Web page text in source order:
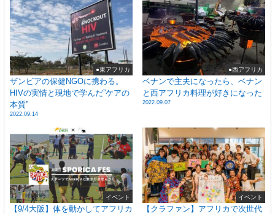
●東アフリカ
ザンビアの保健NGOに携わる。
HIVの実情と現地で学んだ”ケアの
本質”
2022.09.14
●西アフリカ
ベナンで主夫になったら、ベナン
と西アフリカ料理が好きになった
2022.09.07
イベント
【9/4大阪】体を動かしてアフリカ
イベント
【クラファン】アフリカで次世代